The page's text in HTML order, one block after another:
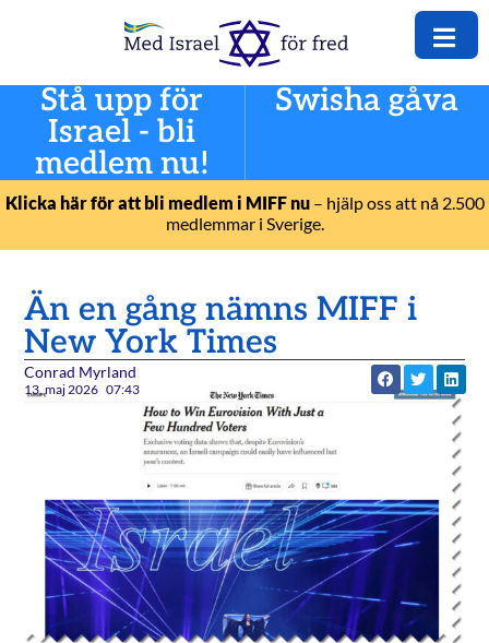
Stå upp för
Israel - bli
medlem nu!
Swisha gåva
Klicka här för att bli medlem i MIFF nu– hjälp oss att nå 2.500
medlemmar i Sverige.
Än en gång nämns MIFF i
New York Times
Conrad Myrland
13. maj 2026 07:43